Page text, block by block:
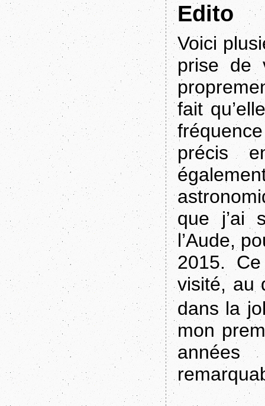
Edito
Voici
prise de
fait
précis
que j’ai
l’Aude,
2015.
visité, au
dans la
mon
années